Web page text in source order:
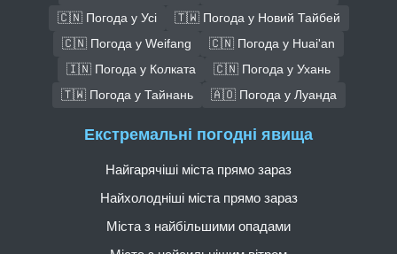
🇨🇳 Погода у Усі
🇹🇼 Погода у Новий Тайбей
🇨🇳 Погода у Weifang
🇨🇳 Погода у Huai'an
🇮🇳 Погода у Колката
🇨🇳 Погода у Ухань
🇹🇼 Погода у Тайнань
🇦🇴 Погода у Луанда
Екстремальні погодні явища
Найгарячіші міста прямо зараз
Найхолодніші міста прямо зараз
Міста з найбільшими опадами